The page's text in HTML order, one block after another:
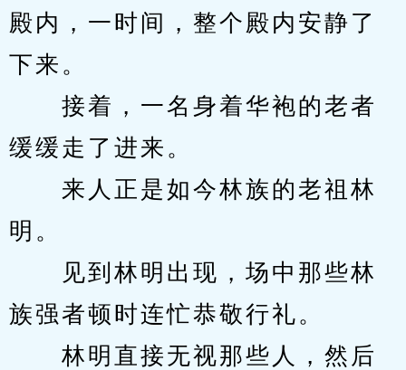
殿内，一时间，整个殿内安静了
下来。
接着，一名身着华袍的老者
缓缓走了进来。
来人正是如今林族的老祖林
明。
见到林明出现，场中那些林
族强者顿时连忙恭敬行礼。
林明直接无视那些人，然后